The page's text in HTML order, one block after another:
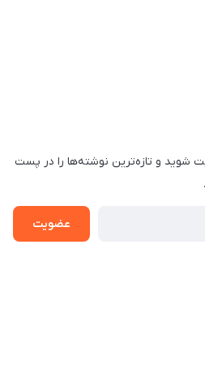
شوید و تازه‌ترین نوشته‌ها را در پست
عضویت